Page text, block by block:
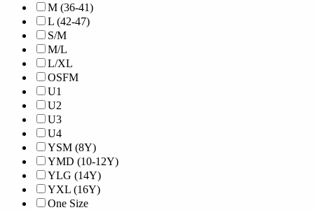
M (36-41)
L (42-47)
S/M
M/L
L/XL
OSFM
U1
U2
U3
U4
YSM (8Y)
YMD (10-12Y)
YLG (14Y)
YXL (16Y)
One Size